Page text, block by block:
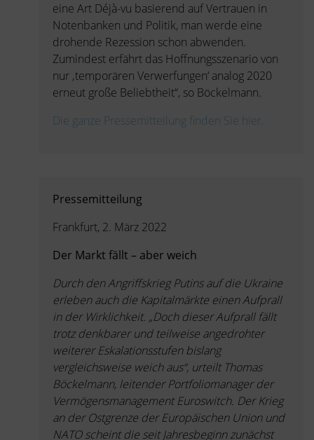
eine Art Déjà-vu basierend auf Vertrauen in
Notenbanken und Politik, man werde eine
drohende Rezession schon abwenden.
Zumindest erfährt das Hoffnungsszenario von
nur ‚temporären Verwerfungen‘ analog 2020
erneut große Beliebtheit“, so Böckelmann.
Die ganze Pressemitteilung finden Sie hier.
Pressemitteilung
Frankfurt, 2. März 2022
Der Markt fällt – aber weich
Durch den Angriffskrieg Putins auf die Ukraine
erleben auch die Kapitalmärkte einen Aufprall
in der Wirklichkeit. „Doch dieser Aufprall fällt
trotz denkbarer und teilweise angedrohter
weiterer Eskalationsstufen bislang
vergleichsweise weich aus“, urteilt Thomas
Böckelmann, leitender Portfoliomanager der
Vermögensmanagement Euroswitch. Der Krieg
an der Ostgrenze der Europäischen Union und
NATO scheint die seit Jahresbeginn zunächst